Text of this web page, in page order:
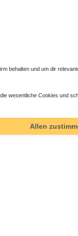
Konvektor
behalten und um dir
wesentliche Cookies und
Allen